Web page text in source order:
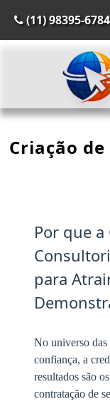
(11) 98395-6784
Criação
Por que a
para
No universo das
confiança, a
resultados são
contratação de